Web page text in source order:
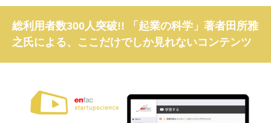
総利用者数300人突破!! 「起業の科学」著者田所雅
之氏による、ここだけでしか見れないコンテンツ